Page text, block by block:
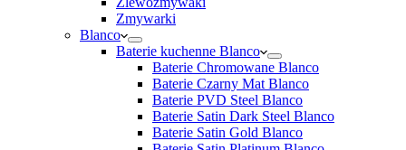
Zmywarki
Blanco
Baterie kuchenne Blanco
Baterie Chromowane Blanco
Baterie Czarny Mat Blanco
Baterie PVD Steel Blanco
Baterie Satin Dark Steel Blanco
Baterie Satin Gold Blanco